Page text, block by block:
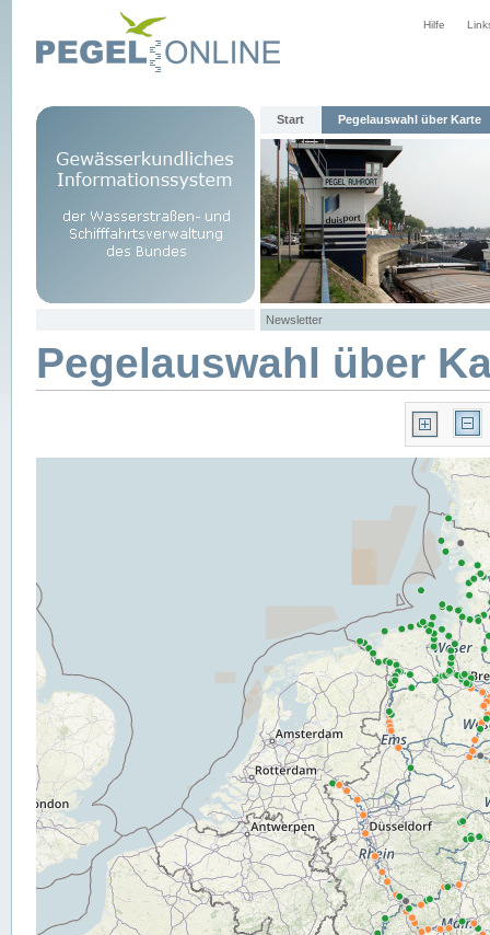
Hilfe
Start Pegelauswahl über Karte
Newsletter
Pegelauswahl über